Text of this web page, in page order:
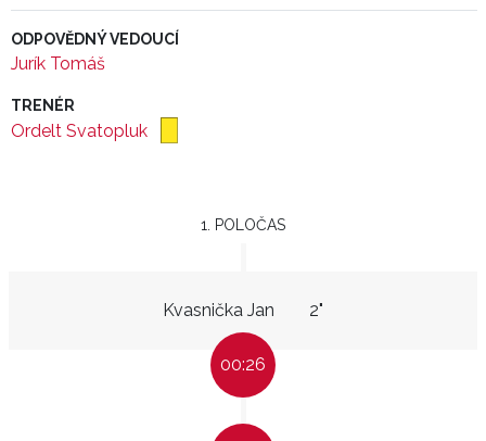
ODPOVĚDNÝ VEDOUCÍ
Jurík Tomáš
TRENÉR
Ordelt Svatopluk
1. POLOČAS
Kvasnička Jan 2"
00:26